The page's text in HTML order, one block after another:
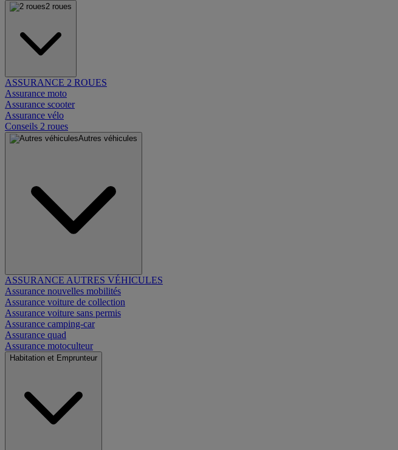
2 roues
ASSURANCE 2 ROUES
Assurance moto
Assurance scooter
Assurance vélo
Conseils 2 roues
Autres véhicules
ASSURANCE AUTRES VÉHICULES
Assurance nouvelles mobilités
Assurance voiture de collection
Assurance voiture sans permis
Assurance camping-car
Assurance quad
Assurance motoculteur
Habitation et Emprunteur